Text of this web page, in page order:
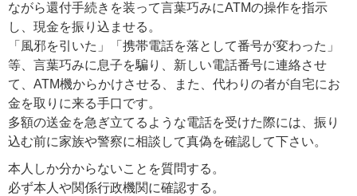
ながら還付手続きを装って言葉巧みにATMの操作を指示
し、現金を振り込ませる。
「風邪を引いた」「携帯電話を落として番号が変わった」
等、言葉巧みに息子を騙り、新しい電話番号に連絡させ
て、ATM機からかけさせる、また、代わりの者が自宅にお
金を取りに来る手口です。
多額の送金を急ぎ立てるような電話を受けた際には、振り
込む前に家族や警察に相談して真偽を確認して下さい。
本人しか分からないことを質問する。
必ず本人や関係行政機関に確認する。